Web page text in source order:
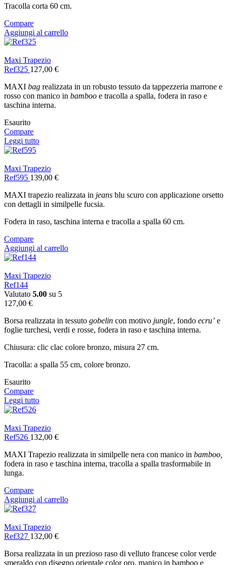
Tracolla corta 60 cm.
Compare
Aggiungi al carrello
Maxi Trapezio
Ref325 127,00 €
MAXI bag realizzata in un robusto tessuto da tappezzeria marrone e
rosso con manico in bamboo e tracolla a spalla, fodera in raso e
taschina interna.
Esaurito
Compare
Leggi tutto
Maxi Trapezio
Ref595 139,00 €
MAXI trapezio realizzata in jeans blu scuro con applicazione orsetto
con dettagli in similpelle fucsia.
Fodera in raso, taschina interna e tracolla a spalla 60 cm.
Compare
Aggiungi al carrello
Maxi Trapezio
Ref144
Valutato 5.00 su 5
127,00 €
Borsa realizzata in tessuto gobelin con motivo jungle, fondo ecru’ e
foglie turchesi, verdi e rosse, fodera in raso e taschina interna.
Chiusura: clic clac colore bronzo, misura 27 cm.
Tracolla: a spalla 55 cm, colore bronzo.
Esaurito
Compare
Leggi tutto
Maxi Trapezio
Ref526 132,00 €
MAXI Trapezio realizzata in similpelle nera con manico in bamboo,
fodera in raso e taschina interna, tracolla a spalla trasformabile in
lunga.
Compare
Aggiungi al carrello
Maxi Trapezio
Ref327 132,00 €
Borsa realizzata in un prezioso raso di velluto francese color verde
smeraldo con disegno orientale color oro, manico in bamboo e